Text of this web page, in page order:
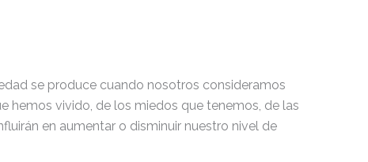
se produce cuando nosotros consideramos
hemos vivido, de los miedos que tenemos, de las
en aumentar o disminuir nuestro nivel de